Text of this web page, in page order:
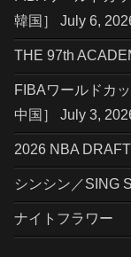
韓国］ July 6,
THE 97th
FIBAワールドカ
中国］ July 3,
2026 NBA DRAFT
シンシン／SING
ナイトフラワー